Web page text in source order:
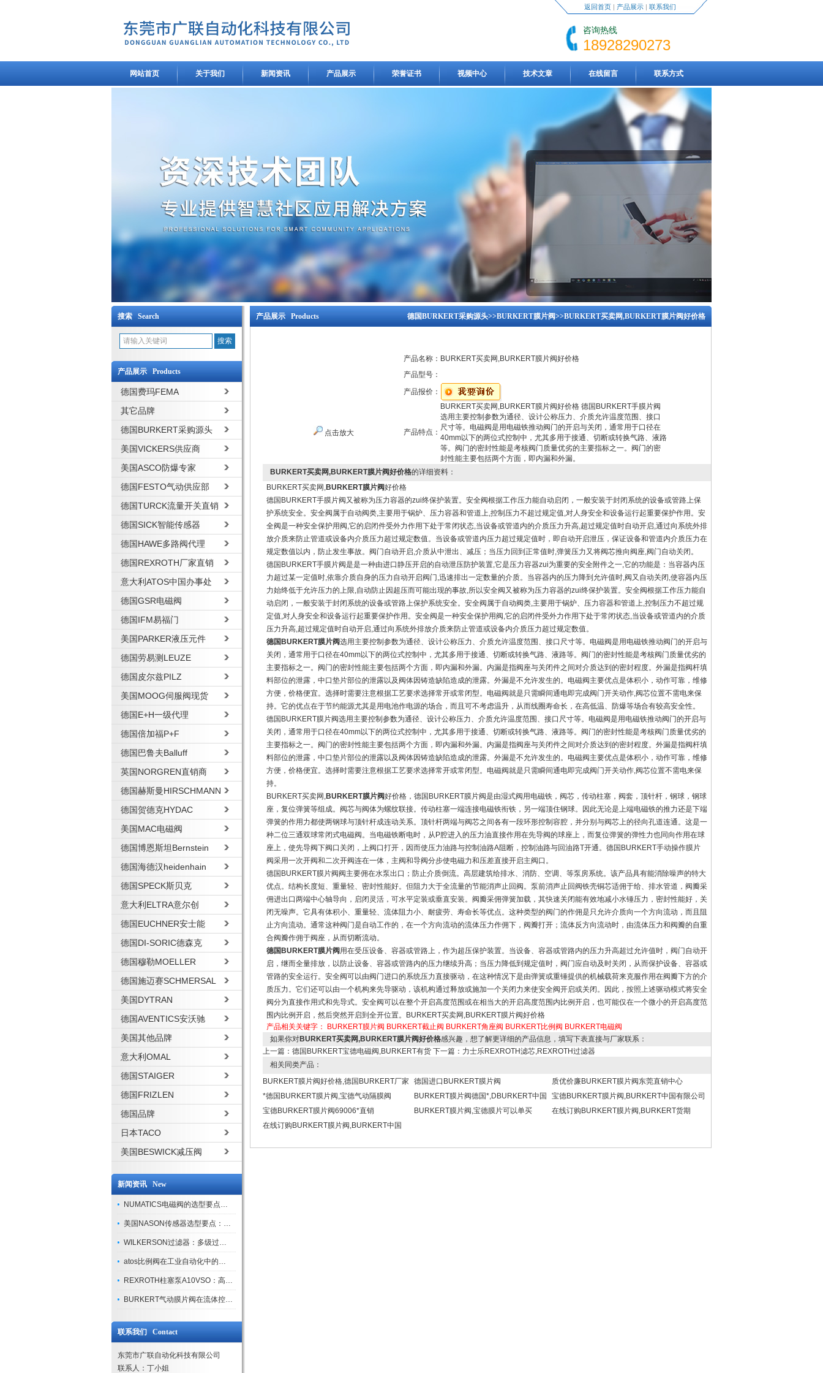
返回首页| 产品展示| 联系我们
咨询热线
18928290273
网站首页 关于我们 新闻资讯 产品展示 荣誉证书 视频中心 技术文章 在线留言 联系方式
搜索 Search
产品展示 Products
德国费玛FEMA
其它品牌
德国BURKERT采购源头
美国VICKERS供应商
美国ASCO防爆专家
德国FESTO气动供应部
德国TURCK流量开关直销
德国SICK智能传感器
德国HAWE多路阀代理
德国REXROTH厂家直销
意大利ATOS中国办事处
德国GSR电磁阀
德国IFM易福门
美国PARKER液压元件
德国劳易测LEUZE
德国皮尔兹PILZ
美国MOOG伺服阀现货
德国E+H一级代理
德国倍加福P+F
德国巴鲁夫Balluff
英国NORGREN直销商
德国赫斯曼HIRSCHMANN
德国贺德克HYDAC
美国MAC电磁阀
德国博恩斯坦Bernstein
德国海德汉heidenhain
德国SPECK斯贝克
意大利ELTRA意尔创
德国EUCHNER安士能
德国DI-SORIC德森克
德国穆勒MOELLER
德国施迈赛SCHMERSAL
美国DYTRAN
德国AVENTICS安沃驰
美国其他品牌
意大利OMAL
德国STAIGER
德国FRIZLEN
德国品牌
日本TACO
美国BESWICK减压阀
新闻资讯 New
NUMATICS电磁阀的选型要点与使用注意事项
美国NASON传感器选型要点：精度、量程与接口适配指南
WILKERSON过滤器：多级过滤技术，适配多行业净化需求
atos比例阀在工业自动化中的关键应用
REXROTH柱塞泵A10VSO：高效液压系统的核心组件
BURKERT气动膜片阀在流体控制中的应用
联系我们 Contact
东莞市广联自动化科技有限公司
联系人：丁小姐
产品展示 Products 德国BURKERT采购源头>>BURKERT膜片阀>>BURKERT买卖网,BURKERT膜片阀好价格
点击放大
产品名称： BURKERT买卖网,BURKERT膜片阀好价格
产品型号：
产品报价：
产品特点：
BURKERT买卖网,BURKERT膜片阀好价格 德国BURKERT手膜片阀
选用主要控制参数为通径、设计公称压力、介质允许温度范围、接口
尺寸等。电磁阀是用电磁铁推动阀门的开启与关闭，通常用于口径在
40mm以下的两位式控制中，尤其多用于接通、切断或转换气路、液路
等。阀门的密封性能是考核阀门质量优劣的主要指标之一。阀门的密
封性能主要包括两个方面，即内漏和外漏。
BURKERT买卖网,BURKERT膜片阀好价格的详细资料：
BURKERT买卖网,BURKERT膜片阀好价格
德国BURKERT手膜片阀又被称为压力容器的zui终保护装置。安全阀根据工作压力能自动启闭，一般安装于封闭系统的设备或管路上保
护系统安全。安全阀属于自动阀类,主要用于锅炉、压力容器和管道上,控制压力不超过规定值,对人身安全和设备运行起重要保护作用。安
全阀是一种安全保护用阀,它的启闭件受外力作用下处于常闭状态,当设备或管道内的介质压力升高,超过规定值时自动开启,通过向系统外排
放介质来防止管道或设备内介质压力超过规定数值。当设备或管道内压力超过规定值时，即自动开启泄压，保证设备和管道内介质压力在
规定数值以内，防止发生事故。阀门自动开启,介质从中泄出、减压；当压力回到正常值时,弹簧压力又将阀芯推向阀座,阀门自动关闭。
德国BURKERT手膜片阀是是一种由进口静压开启的自动泄压防护装置,它是压力容器zui为重要的安全附件之一,它的功能是：当容器内压
力超过某一定值时,依靠介质自身的压力自动开启阀门,迅速排出一定数量的介质。当容器内的压力降到允许值时,阀又自动关闭,使容器内压
力始终低于允许压力的上限,自动防止因超压而可能出现的事故,所以安全阀又被称为压力容器的zui终保护装置。安全阀根据工作压力能自
动启闭，一般安装于封闭系统的设备或管路上保护系统安全。安全阀属于自动阀类,主要用于锅炉、压力容器和管道上,控制压力不超过规
定值,对人身安全和设备运行起重要保护作用。安全阀是一种安全保护用阀,它的启闭件受外力作用下处于常闭状态,当设备或管道内的介质
压力升高,超过规定值时自动开启,通过向系统外排放介质来防止管道或设备内介质压力超过规定数值。
德国BURKERT膜片阀选用主要控制参数为通径、设计公称压力、介质允许温度范围、接口尺寸等。电磁阀是用电磁铁推动阀门的开启与
关闭，通常用于口径在40mm以下的两位式控制中，尤其多用于接通、切断或转换气路、液路等。阀门的密封性能是考核阀门质量优劣的
主要指标之一。阀门的密封性能主要包括两个方面，即内漏和外漏。内漏是指阀座与关闭件之间对介质达到的密封程度。外漏是指阀杆填
料部位的泄露，中口垫片部位的泄露以及阀体因铸造缺陷造成的泄露。外漏是不允许发生的。电磁阀主要优点是体积小，动作可靠，维修
方便，价格便宜。选择时需要注意根据工艺要求选择常开或常闭型。电磁阀就是只需瞬间通电即完成阀门开关动作,阀芯位置不需电来保
持。它的优点在于节约能源尤其是用电池作电源的场合，而且可不考虑温升，从而线圈寿命长，在高低温、防爆等场合有较高安全性。
德国BURKERT膜片阀选用主要控制参数为通径、设计公称压力、介质允许温度范围、接口尺寸等。电磁阀是用电磁铁推动阀门的开启与
关闭，通常用于口径在40mm以下的两位式控制中，尤其多用于接通、切断或转换气路、液路等。阀门的密封性能是考核阀门质量优劣的
主要指标之一。阀门的密封性能主要包括两个方面，即内漏和外漏。内漏是指阀座与关闭件之间对介质达到的密封程度。外漏是指阀杆填
料部位的泄露，中口垫片部位的泄露以及阀体因铸造缺陷造成的泄露。外漏是不允许发生的。电磁阀主要优点是体积小，动作可靠，维修
方便，价格便宜。选择时需要注意根据工艺要求选择常开或常闭型。电磁阀就是只需瞬间通电即完成阀门开关动作,阀芯位置不需电来保
持。
BURKERT买卖网,BURKERT膜片阀好价格，德国BURKERT膜片阀是由湿式阀用电磁铁，阀芯，传动柱塞，阀套，顶针杆，钢球，钢球
座，复位弹簧等组成。阀芯与阀体为螺纹联接。传动柱塞一端连接电磁铁衔铁，另一端顶住钢球。因此无论是上端电磁铁的推力还是下端
弹簧的作用力都使两钢球与顶针杆成连动关系。顶针杆两端与阀芯之间各有一段环形控制容腔，并分别与阀芯上的径向孔道连通。这是一
种二位三通双球常闭式电磁阀。当电磁铁断电时，从P腔进入的压力油直接作用在先导阀的球座上，而复位弹簧的弹性力也同向作用在球
座上，使先导阀下阀口关闭，上阀口打开，因而使压力油路与控制油路A阻断，控制油路与回油路T开通。德国BURKERT手动操作膜片
阀采用一次开阀和二次开阀连在一体，主阀和导阀分步使电磁力和压差直接开启主阀口。
德国BURKERT膜片阀阀主要佣在水泵出口；防止介质倒流。高层建筑给排水、消防、空调、等泵房系统。该产品具有能消除噪声的特大
优点。结构长度短、重量轻、密封性能好。但阻力大于全流量的节能消声止回阀。泵前消声止回阀铁壳铜芯适佣于给、排水管道，阀瓣采
佣进出口两端中心轴导向，启闭灵活，可水平定装或垂直安装。阀瓣采佣弹簧加载，其快速关闭能有效地减小水锤压力，密封性能好，关
闭无噪声。它具有体积小、重量轻、流体阻力小、耐疲劳、寿命长等优点。这种类型的阀门的作佣是只允许介质向一个方向流动，而且阻
止方向流动。通常这种阀门是自动工作的，在一个方向流动的流体压力作佣下，阀瓣打开；流体反方向流动时，由流体压力和阀瓣的自重
合阀瓣作佣于阀座，从而切断流动。
德国BURKERT膜片阀 用在受压设备、容器或管路上，作为超压保护装置。当设备、容器或管路内的压力升高超过允许值时，阀门自动开
启，继而全量排放，以防止设备、容器或管路内的压力继续升高；当压力降低到规定值时，阀门应自动及时关闭，从而保护设备、容器或
管路的安全运行。安全阀可以由阀门进口的系统压力直接驱动，在这种情况下是由弹簧或重锤提供的机械载荷来克服作用在阀瓣下方的介
质压力。它们还可以由一个机构来先导驱动，该机构通过释放或施加一个关闭力来使安全阀开启或关闭。因此，按照上述驱动模式将安全
阀分为直接作用式和先导式。安全阀可以在整个开启高度范围或在相当大的开启高度范围内比例开启，也可能仅在一个微小的开启高度范
围内比例开启，然后突然开启到全开位置。BURKERT买卖网,BURKERT膜片阀好价格
产品相关关键字：
BURKERT膜片阀 BURKERT截止阀 BURKERT角座阀 BURKERT比例阀 BURKERT电磁阀
如果你对BURKERT买卖网,BURKERT膜片阀好价格感兴趣，想了解更详细的产品信息，填写下表直接与厂家联系：
上一篇： 德国BURKERT宝德电磁阀,BURKERT有货 下一篇： 力士乐REXROTH滤芯,REXROTH过滤器
相关同类产品：
BURKERT膜片阀好价格,德国BURKERT厂家
德国进口BURKERT膜片阀
质优价廉BURKERT膜片阀东莞直销中心
*德国BURKERT膜片阀,宝德气动隔膜阀
BURKERT膜片阀德国*,DBURKERT中国
宝德BURKERT膜片阀,BURKERT中国有限公司
宝德BURKERT膜片阀69006*直销
BURKERT膜片阀,宝德膜片可以单买
在线订购BURKERT膜片阀,BURKERT货期
在线订购BURKERT膜片阀,BURKERT中国